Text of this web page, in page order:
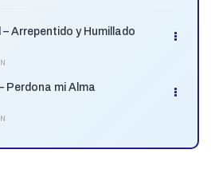
Arrepentido y Humillado
Perdona mi Alma